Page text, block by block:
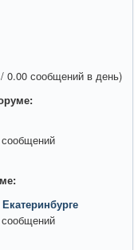
0.00 сообщений в день)